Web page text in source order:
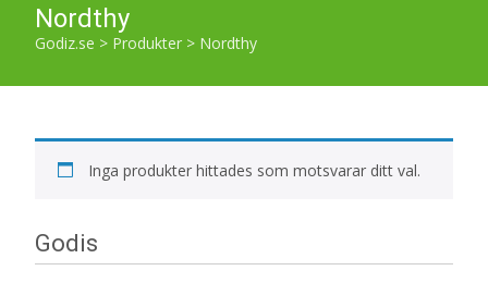
Nordthy
Godiz.se > Produkter > Nordthy
Inga produkter hittades som motsvarar ditt val.
Godis